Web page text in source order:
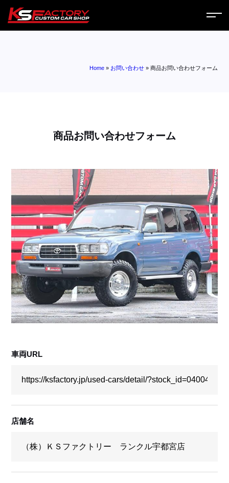
お問い合わせ
採用情報
店舗問い合わせ
Home » お問い合わせ »商品お問い合わせフォーム
商品お問い合わせフォーム
車両URL
店舗名